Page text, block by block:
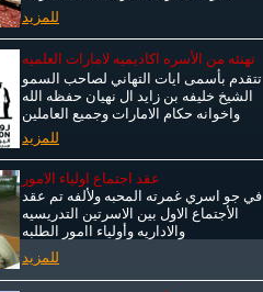
للمزيد
تهنئه من الأسره اكاديميه لامارات العلميه
تتقدم بأسمى ايات التهاني لصاحب السمو
الشيخ خليفه بن زايد ال نهيان حفظه الله
واخوانه حكام الامارات وجميع العاملين
للمزيد
عقد اجتماع اولياء الامور
في جو اسري غمرته المحبه ولألفه تم عقد
الأجتماع الاول بين الاسرتين التدريسيه
والاداريه وأولياء اامور الطلبه
للمزيد